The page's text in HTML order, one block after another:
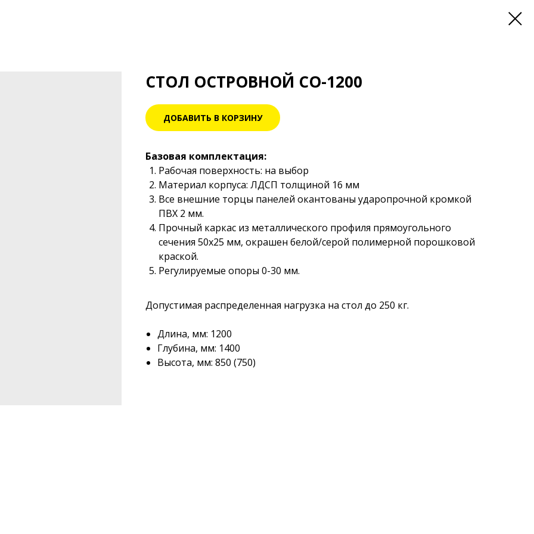
СТОЛ ОСТРОВНОЙ СО-1200
ДОБАВИТЬ В КОРЗИНУ
Базовая комплектация:
Рабочая поверхность: на выбор
Материал корпуса: ЛДСП толщиной 16 мм
Все внешние торцы панелей окантованы ударопрочной кромкой
ПВХ 2 мм.
Прочный каркас из металлического профиля прямоугольного
сечения 50х25 мм, окрашен белой/серой полимерной порошковой
краской.
Регулируемые опоры 0-30 мм.
Допустимая распределенная нагрузка на стол до 250 кг.
Длина, мм: 1200
Глубина, мм: 1400
Высота, мм: 850 (750)